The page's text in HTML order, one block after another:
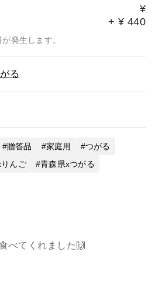
¥
+ ¥ 440
発生します。
る
贈答品 家庭用
つがる
んご 青森県xつがる
べてくれました🙌